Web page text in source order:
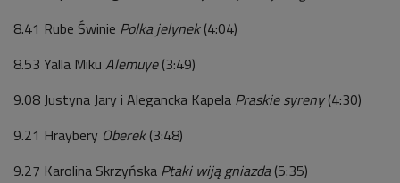
8.41 Rube Świnie Polka jelynek(4:04)
8.53 Yalla Miku Alemuye(3:49)
9.08 Justyna Jary i Alegancka Kapela Praskie syreny(4:30)
9.21 Hraybery Oberek(3:48)
9.27 Karolina Skrzyńska Ptaki wiją gniazda(5:35)